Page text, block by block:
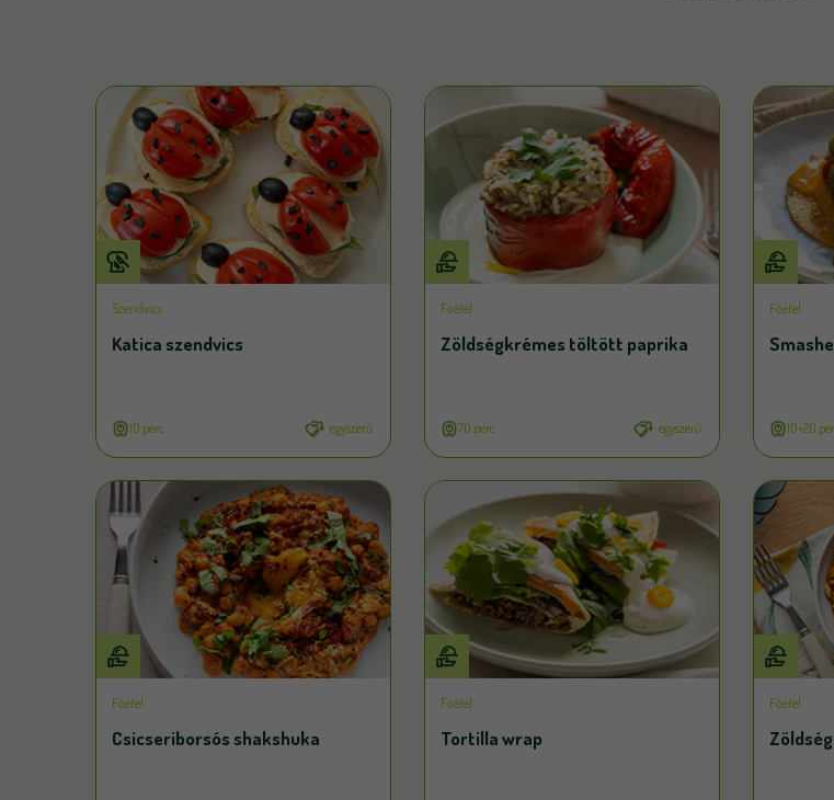
Szendvics
Katica szendvics
10 perc egyszerű
Főétel
Zöldségkrémes töltött paprika
70 perc egyszerű
Főétel
10+20
Főétel
Csicseriborsós shakshuka
Főétel
Tortilla wrap
Főétel